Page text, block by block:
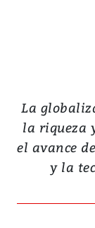
La
la riqueza
el avance
y la